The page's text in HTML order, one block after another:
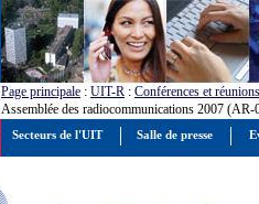
Page principale : UIT-R : Conférences et réunions
Assemblée des radiocommunications 2007 (AR-
Secteurs de l'UIT Salle de presse